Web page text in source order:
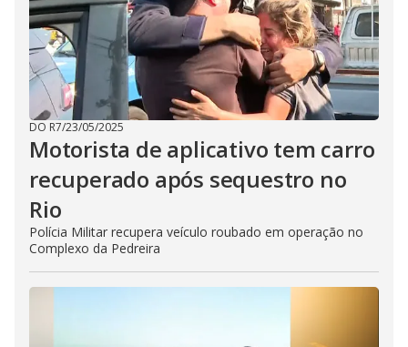
DO R7/23/05/2025
Motorista de aplicativo tem carro
recuperado após sequestro no
Rio
Polícia Militar recupera veículo roubado em operação no
Complexo da Pedreira